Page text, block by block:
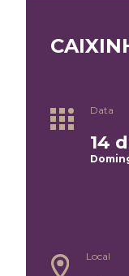
Data
14
Local